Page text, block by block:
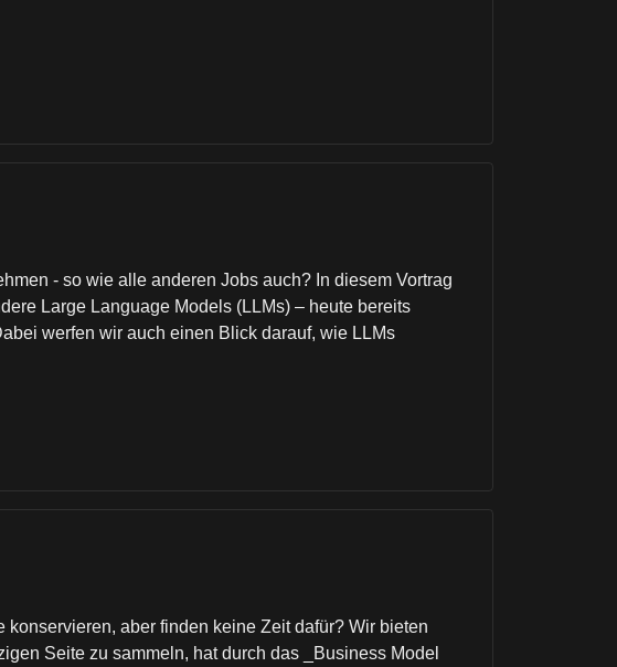
- so wie alle anderen Jobs auch? In diesem Vortrag
Large Language Models (LLMs) – heute bereits
werfen wir auch einen Blick darauf, wie LLMs
aber finden keine Zeit dafür? Wir bieten
Seite zu sammeln, hat durch das _Business Model